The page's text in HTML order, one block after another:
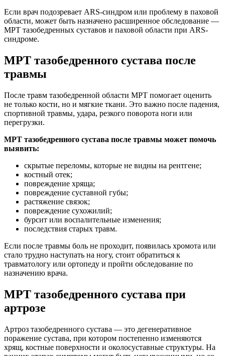
Если врач подозревает ARS-синдром или проблему в паховой
области, может быть назначено расширенное обследование —
МРТ тазобедренных суставов и паховой области при ARS-
синдроме.
МРТ тазобедренного сустава после
травмы
После травм тазобедренной области МРТ помогает оценить
не только кости, но и мягкие ткани. Это важно после падения,
спортивной травмы, удара, резкого поворота ноги или
перегрузки.
МРТ тазобедренного сустава после травмы может помочь
выявить:
скрытые переломы, которые не видны на рентгене;
костный отек;
повреждение хряща;
повреждение суставной губы;
растяжение связок;
повреждение сухожилий;
бурсит или воспалительные изменения;
последствия старых травм.
Если после травмы боль не проходит, появилась хромота или
стало трудно наступать на ногу, стоит обратиться к
травматологу или ортопеду и пройти обследование по
назначению врача.
МРТ тазобедренного сустава при
артрозе
Артроз тазобедренного сустава — это дегенеративное
поражение сустава, при котором постепенно изменяются
хрящ, костные поверхности и околосуставные структуры. На